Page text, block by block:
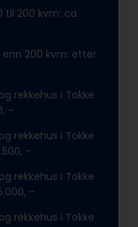
til 200 kvm: ca.
enn 200 kvm: etter
rekkehus i Tokke
–
rekkehus i Tokke
–
rekkehus i Tokke
–
rekkehus i Tokke